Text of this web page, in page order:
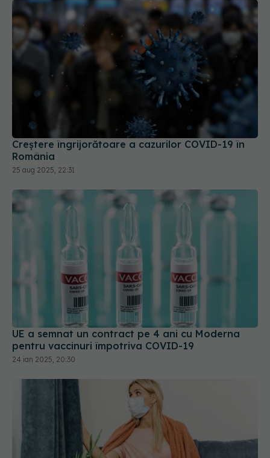
Creștere îngrijorătoare a cazurilor COVID-19 în
România
25 aug 2025, 22:31
UE a semnat un contract pe 4 ani cu Moderna
pentru vaccinuri împotriva COVID-19
24 ian 2025, 20:30